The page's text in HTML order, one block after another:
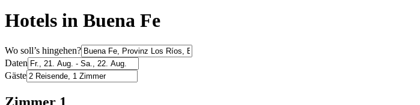
Hotels in Buena Fe
Wo soll’s hingehen?
Daten
Gäste
Zimmer 1